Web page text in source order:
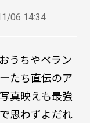
06 14:34
うちやベラン
たち直伝のア
真映えも最強
思わずよだれ